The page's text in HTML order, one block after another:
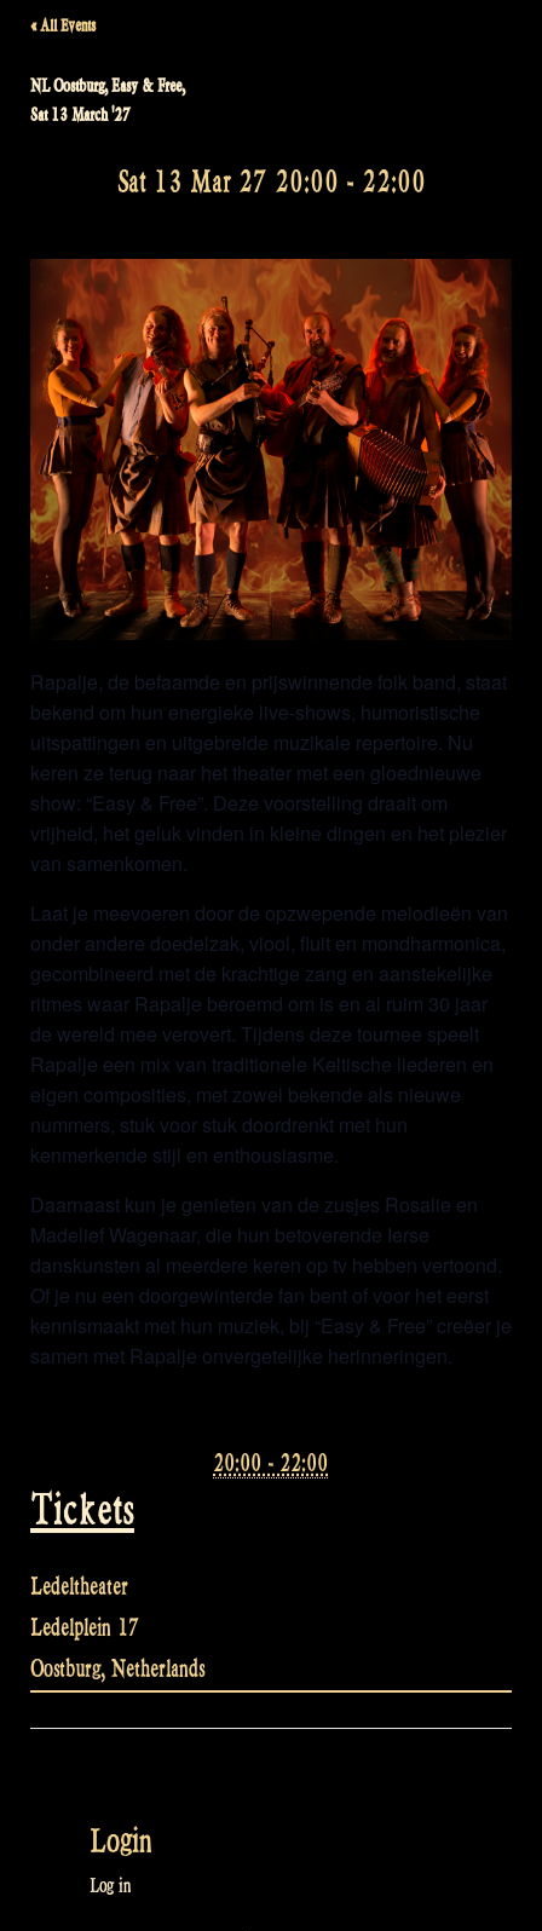
« All Events
NL Oostburg, Easy & Free,
Sat 13 March '27
Sat 13 Mar 27 20:00 - 22:00
Tickets
20:00 - 22:00
Ledeltheater
Ledelplein 17
Oostburg, Netherlands
Rapalje, de befaamde en prijswinnende folk band, staat
bekend om hun energieke live-shows, humoristische
uitspattingen en uitgebreide muzikale repertoire. Nu
keren ze terug naar het theater met een gloednieuwe
show: “Easy & Free”. Deze voorstelling draait om
vrijheid, het geluk vinden in kleine dingen en het plezier
van samenkomen.
Laat je meevoeren door de opzwepende melodieën van
onder andere doedelzak, viool, fluit en mondharmonica,
gecombineerd met de krachtige zang en aanstekelijke
ritmes waar Rapalje beroemd om is en al ruim 30 jaar
de wereld mee verovert. Tijdens deze tournee speelt
Rapalje een mix van traditionele Keltische liederen en
eigen composities, met zowel bekende als nieuwe
nummers, stuk voor stuk doordrenkt met hun
kenmerkende stijl en enthousiasme.
Daarnaast kun je genieten van de zusjes Rosalie en
Madelief Wagenaar, die hun betoverende Ierse
danskunsten al meerdere keren op tv hebben vertoond.
Of je nu een doorgewinterde fan bent of voor het eerst
kennismaakt met hun muziek, bij “Easy & Free” creëer je
samen met Rapalje onvergetelijke herinneringen.
Login
Log in